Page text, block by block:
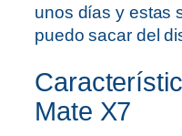
unos días y estas
puedo sacar del
Mate X7